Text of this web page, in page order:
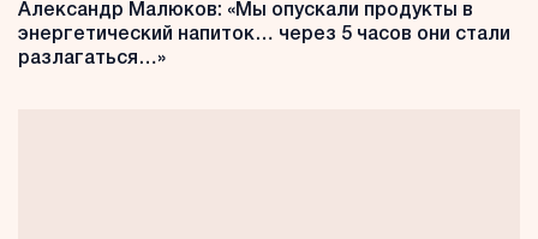
Александр Малюков: «Мы опускали продукты в
энергетический напиток… через 5 часов они стали
разлагаться…»